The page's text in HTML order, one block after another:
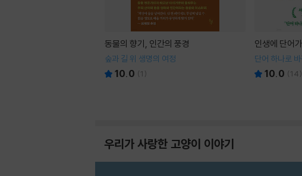
동물의 향기, 인간의 풍경
숲과 길 위 생명의 여정
10.0 (1 )
인생에 단어
단어 하나로
10.0 (14)
우리가 사랑한 고양이 이야기